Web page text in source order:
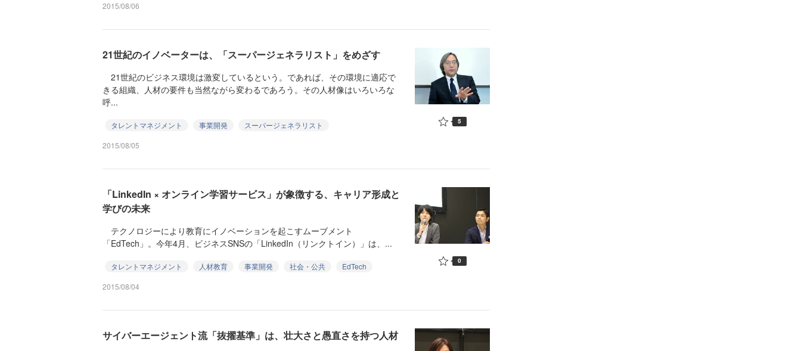
2015/08/06
21世紀のイノベーターは、「スーパージェネラリスト」をめざす
21世紀のビジネス環境は激変しているという。であれば、その環境に適応で
きる組織、人材の要件も当然ながら変わるであろう。その人材像はいろいろな
呼...
タレントマネジメント 事業開発
スーパージェネラリスト
2015/08/05
5
「LinkedIn × オンライン学習サービス」が象徴する、キャリア形成と
学びの未来
テクノロジーにより教育にイノベーションを起こすムーブメント
「EdTech」。今年4月、ビジネスSNSの「LinkedIn（リンクトイン）」は、...
タレントマネジメント 人材教育 事業開発 社会・公共
EdTech
2015/08/04
0
サイバーエージェント流「抜擢基準」は、壮大さと愚直さを持つ人材